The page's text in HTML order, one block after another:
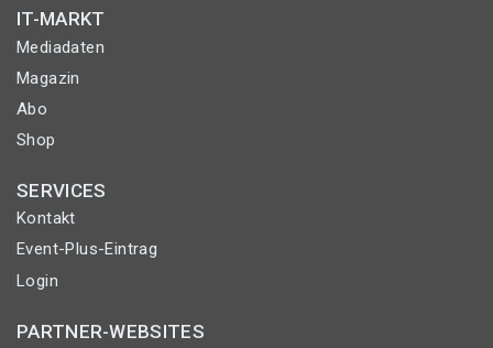
IT-MARKT
Mediadaten
Magazin
Abo
Shop
SERVICES
Kontakt
Event-Plus-Eintrag
Login
PARTNER-WEBSITES